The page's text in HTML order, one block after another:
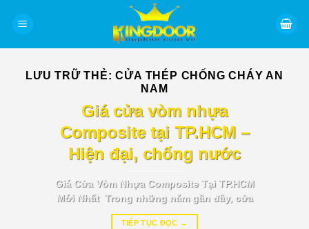
LƯU TRỮ THẺ:CỬA THÉP CHỐNG CHÁY AN
NAM
BÁO GIÁ TIN TỨC
Giá cửa vòm nhựa
Composite tại TP.HCM –
Hiện đại, chống nước
Giá Cửa Vòm Nhựa Composite Tại TP.HCM
Mới Nhất Trong những năm gần đây, cửa
TIẾP TỤC ĐỌC →